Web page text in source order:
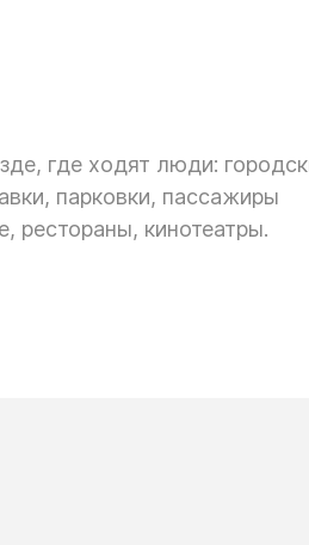
где ходят люди:
парковки, пассажиры
рестораны, кинотеатры.